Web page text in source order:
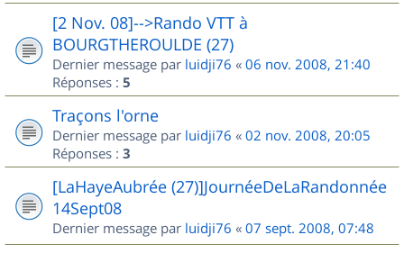
[2 Nov. 08]-->Rando VTT à
BOURGTHEROULDE (27)
Dernier message par luidji76 « 06 nov. 2008, 21:40
Réponses : 5
Traçons l'orne
Dernier message par luidji76 « 02 nov. 2008, 20:05
Réponses : 3
[LaHayeAubrée (27)]JournéeDeLaRandonnée
14Sept08
Dernier message par luidji76 « 07 sept. 2008, 07:48